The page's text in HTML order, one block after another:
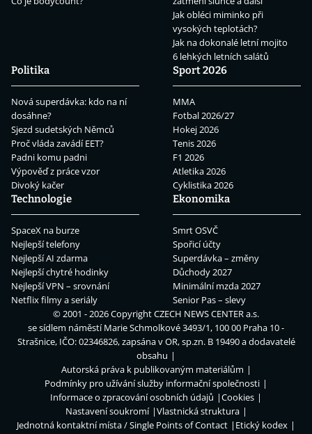
Jak obléci miminko při
vysokých teplotách?
Jak na dokonalé letní mojito
6 lehkých letních salátů
Politika
Nová superdávka: kdo na ní
dosáhne?
Sjezd sudetských Němců
Proč vláda zavádí EET?
Padni komu padni
Výpověď z práce vzor
Divoký kačer
Sport 2026
MMA
Fotbal 2026/27
Hokej 2026
Tenis 2026
F1 2026
Atletika 2026
Cyklistika 2026
Technologie
SpaceX na burze
Nejlepší telefony
Nejlepší AI zdarma
Nejlepší chytré hodinky
Nejlepší VPN – srovnání
Netflix filmy a seriály
Ekonomika
Smrt OSVČ
Spořicí účty
Superdávka – změny
Důchody 2027
Minimální mzda 2027
Senior Pas – slevy
© 2001 - 2026 CopyrightCZECH NEWS CENTER a.s.
se sídlem náměstí Marie Schmolkové 3493/1, 100 00 Praha 10 -
Strašnice, IČO: 02346826, zapsána v OR, sp.zn. B 19490 a dodavatelé
obsahu
Autorská práva k publikovaným materiálům
Podmínky pro užívání služby informační společnosti
Informace o zpracování osobních údajů
Cookies
Nastavení soukromí
Vlastnická struktura
Jednotná kontaktní místa / Single Points of Contact
Etický kodex